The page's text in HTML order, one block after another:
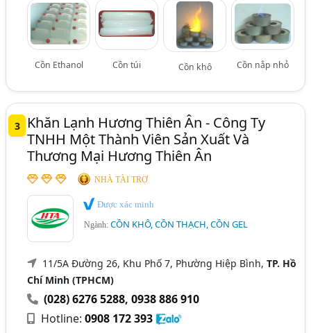
Cồn Ethanol Cồn túi Cồn khô Cồn nắp nhỏ
3
Khăn Lạnh Hương Thiên Ân - Công Ty
TNHH Một Thành Viên Sản Xuất Và
Thương Mại Hương Thiên Ân
NHÀ TÀI TRỢ
Được xác minh
Ngành:CỒN KHÔ, CỒN THẠCH, CỒN GEL
11/5A Đường 26, Khu Phố 7, Phường Hiệp Bình,TP. Hồ
Chí Minh (TPHCM)
(028) 6276 5288,0938 886 910
Hotline:0908 172 393